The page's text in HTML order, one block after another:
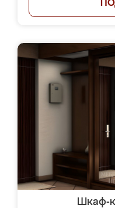
Шкаф-